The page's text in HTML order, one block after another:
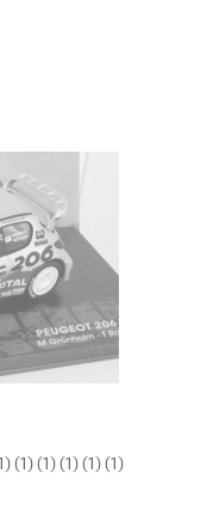
(1) (1) (1) (1) (1)